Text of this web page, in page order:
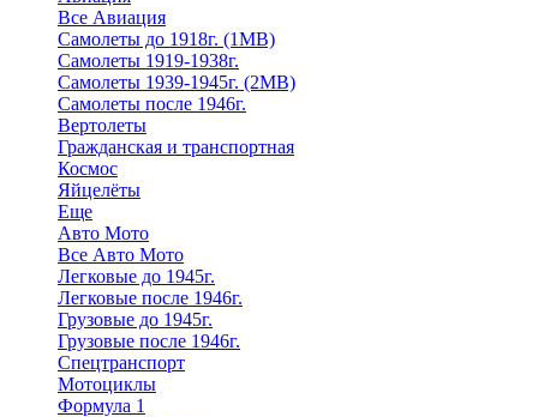
Все Авиация
Самолеты до 1918г. (1МВ)
Самолеты 1919-1938г.
Самолеты 1939-1945г. (2МВ)
Самолеты после 1946г.
Вертолеты
Гражданская и транспортная
Космос
Яйцелёты
Еще
Авто Мото
Все Авто Мото
Легковые до 1945г.
Легковые после 1946г.
Грузовые до 1945г.
Грузовые после 1946г.
Спецтранспорт
Мотоциклы
Формула 1